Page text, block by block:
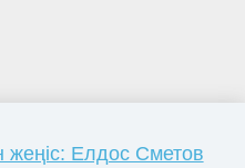
жеңіс: Елдос Сметов